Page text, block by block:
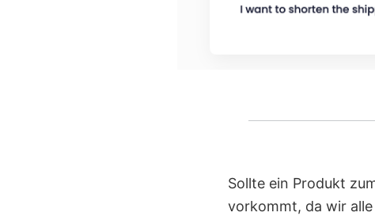
Sollte ein Produkt
vorkommt, da wir